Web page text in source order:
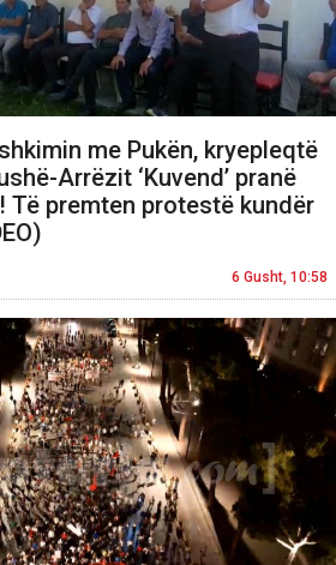
me Pukën, kryepleqtë
Arrëzit ‘Kuvend’ pranë
Të premten protestë kundër
6 Gusht, 10:58